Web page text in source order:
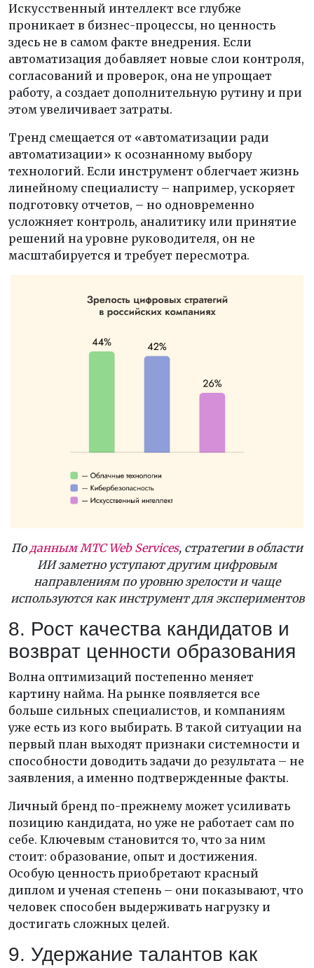
Искусственный интеллект все глубже
проникает в бизнес-процессы, но ценность
здесь не в самом факте внедрения. Если
автоматизация добавляет новые слои контроля,
согласований и проверок, она не упрощает
работу, а создает дополнительную рутину и при
этом увеличивает затраты.
Тренд смещается от «автоматизации ради
автоматизации» к осознанному выбору
технологий. Если инструмент облегчает жизнь
линейному специалисту – например, ускоряет
подготовку отчетов, – но одновременно
усложняет контроль, аналитику или принятие
решений на уровне руководителя, он не
масштабируется и требует пересмотра.
Поданным МТС Web Services, стратегии в области
ИИ заметно уступают другим цифровым
направлениям по уровню зрелости и чаще
используются как инструмент для экспериментов
8. Рост качества кандидатов и
возврат ценности образования
Волна оптимизаций постепенно меняет
картину найма. На рынке появляется все
больше сильных специалистов, и компаниям
уже есть из кого выбирать. В такой ситуации на
первый план выходят признаки системности и
способности доводить задачи до результата – не
заявления, а именно подтвержденные факты.
Личный бренд по-прежнему может усиливать
позицию кандидата, но уже не работает сам по
себе. Ключевым становится то, что за ним
стоит: образование, опыт и достижения.
Особую ценность приобретают красный
диплом и ученая степень – они показывают, что
человек способен выдерживать нагрузку и
достигать сложных целей.
9. Удержание талантов как